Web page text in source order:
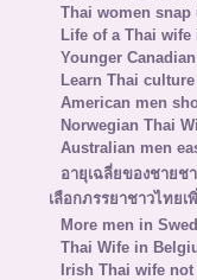
Thai women snap
Life of a Thai
Younger
Learn Thai
American men
Norwegian Thai
Australian men
อายุเฉลี่ยของชายช
เลือกภรรยาชาวไทย
More men in
Thai Wife in
Irish Thai wife